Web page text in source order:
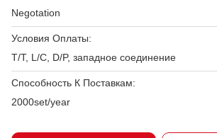
Negotation
Условия Оплаты:
T/T, L/C, D/P, западное соединение
Способность К Поставкам:
2000set/year